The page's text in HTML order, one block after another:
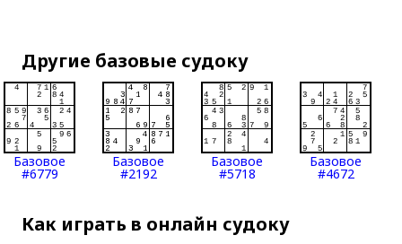
Другие базовые судоку
Базовое
#6779
Базовое
#2192
Базовое
#5718
Базовое
#4672
Как играть в онлайн судоку